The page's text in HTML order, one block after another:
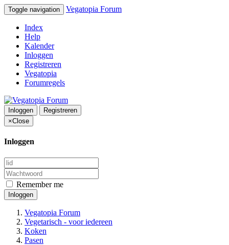
Toggle navigation Vegatopia Forum
Index
Help
Kalender
Inloggen
Registreren
Vegatopia
Forumregels
Inloggen
Registreren
×Close
Inloggen
Remember me
Inloggen
Vegatopia Forum
Vegetarisch - voor iedereen
Koken
Pasen